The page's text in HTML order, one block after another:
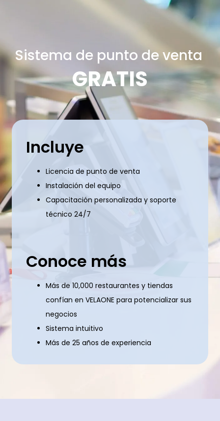
Sistema de punto de venta
GRATIS
Incluye
Licencia de punto de venta
Instalación del equipo
Capacitación personalizada y soporte
técnico 24/7
Conoce más
Más de 10,000 restaurantes y tiendas
confían en VELAONE para potencializar sus
negocios
Sistema intuitivo
Más de 25 años de experiencia